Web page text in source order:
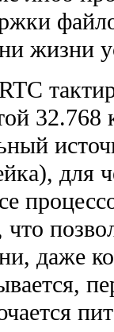
жизни
32.768
для
что
даже